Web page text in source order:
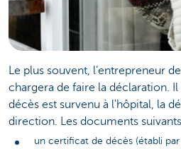
Le plus souvent, l’entrepreneur
chargera de faire la déclaration.
décès est survenu à l'hôpital, la
direction. Les documents
un certificat de décès (établi